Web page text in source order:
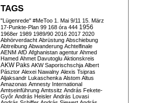
TAGS
"Lügenrede" #MeToo 1. Mai 9/11 15. März
17-Punkte-Plan 99 168 óra 444 1956
1968er 1989 1989/90 2016 2017 2020
Abhörverdacht Abrüstung Abschiebung
Abtreibung Abwanderung Achtelfinale
AENM AfD Afghanistan agentur Ahmed
Hamed Ahmet Davutoglu Aktionskreis
AKW Paks AKW Saporischschja Albert
Pásztor Alexei Nawalny Alexis Tsipras
Aljaksandr Lukaschenka Alstom Altus
Amazonas Amnesty International
Amtseinführung Amtssitz András Fekete-
Győr András Heisler András Lovasi